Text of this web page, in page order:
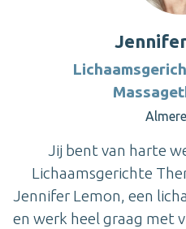
Jij bent van harte
Lichaamsgerichte
Jennifer Lemon, een
en werk heel graag met